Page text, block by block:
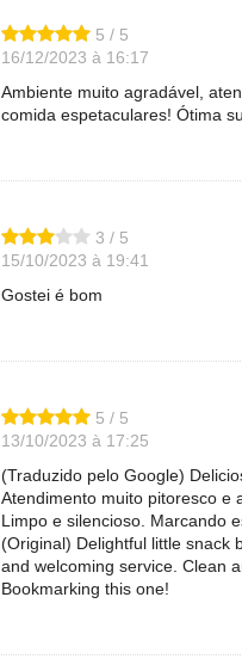
5 / 5
16/12/2023 à 16:17
Ambiente muito agradável,
comida espetaculares! Ótima
3 / 5
15/10/2023 à 19:41
Gostei é bom
5 / 5
13/10/2023 à 17:25
(Traduzido pelo Google)
Atendimento muito pitoresco e
Limpo e silencioso. Marcando
(Original) Delightful little snack
and welcoming service. Clean
Bookmarking this one!